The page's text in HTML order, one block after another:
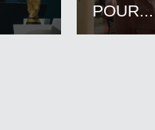
POUR...